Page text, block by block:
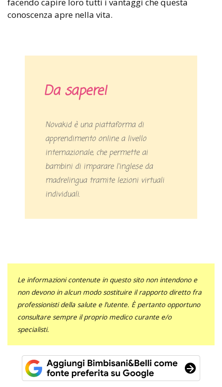
conoscenza apre nella vita.
Da sapere!
Novakid è una piattaforma di
apprendimento online a livello
internazionale, che permette ai
bambini di imparare l’inglese da
madrelingua tramite lezioni virtuali
individuali.
Le informazioni contenute in questo sito non intendono e
non devono in alcun modo sostituire il rapporto diretto fra
professionisti della salute e l’utente. È pertanto opportuno
consultare sempre il proprio medico curante e/o
specialisti.